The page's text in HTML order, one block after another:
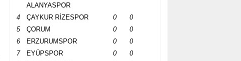
ALANYASPOR
4 ÇAYKUR RİZESPOR 0
0
5
ÇORUM 0
0
6
ERZURUMSPOR 0
0
7
EYÜPSPOR 0
0